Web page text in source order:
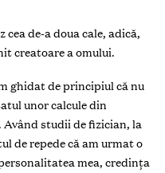
cea de-a doua cale, adică,
creatoare a omului.
ghidat de principiul că nu
unor calcule din
studii de fizician, la
de repede că am urmat o
mea, credinţa